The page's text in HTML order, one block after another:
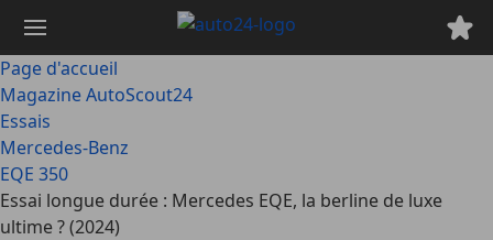
contenu
principal
Page d'accueil
Magazine AutoScout24
Essais
Mercedes-Benz
EQE 350
Essai longue durée : Mercedes EQE, la berline de luxe
ultime ? (2024)